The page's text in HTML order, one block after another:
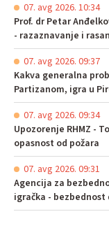
07. avg 2026. 10:34
Prof. dr Petar
- razaznavanje i
07. avg 2026. 09:37
Kakva generalna
Partizanom, igra u
07. avg 2026. 09:34
Upozorenje RHMZ -
opasnost od požara
07. avg 2026. 09:31
Agencija za
igračka -